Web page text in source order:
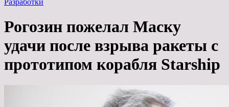
Рогозин пожелал Маску
удачи после взрыва ракеты с
прототипом корабля Starship